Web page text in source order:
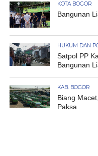
KOTA BOGOR
Bangunan
HUKUM DAN
Satpol PP
Bangunan
KAB. BOGOR
Biang
Paksa